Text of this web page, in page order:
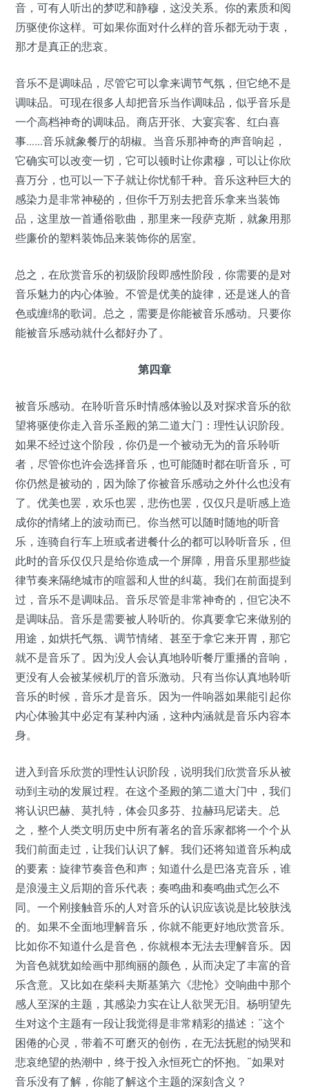
音，可有人听出的梦呓和静穆，这没关系。你的素质和阅
历驱使你这样。可如果你面对什么样的音乐都无动于衷，
那才是真正的悲哀。
音乐不是调味品，尽管它可以拿来调节气氛，但它绝不是
调味品。可现在很多人却把音乐当作调味品，似乎音乐是
一个高档神奇的调味品。商店开张、大宴宾客、红白喜
事……音乐就象餐厅的胡椒。当音乐那神奇的声音响起，
它确实可以改变一切，它可以顿时让你肃穆，可以让你欣
喜万分，也可以一下子就让你忧郁千种。音乐这种巨大的
感染力是非常神秘的，但你千万别去把音乐拿来当装饰
品，这里放一首通俗歌曲，那里来一段萨克斯，就象用那
些廉价的塑料装饰品来装饰你的居室。
总之，在欣赏音乐的初级阶段即感性阶段，你需要的是对
音乐魅力的内心体验。不管是优美的旋律，还是迷人的音
色或缠绵的歌词。总之，需要是你能被音乐感动。只要你
能被音乐感动就什么都好办了。
第四章
被音乐感动。在聆听音乐时情感体验以及对探求音乐的欲
望将驱使你走入音乐圣殿的第二道大门：理性认识阶段。
如果不经过这个阶段，你仍是一个被动无为的音乐聆听
者，尽管你也许会选择音乐，也可能随时都在听音乐，可
你仍然是被动的，因为除了你被音乐感动之外什么也没有
了。优美也罢，欢乐也罢，悲伤也罢，仅仅只是听感上造
成你的情绪上的波动而已。你当然可以随时随地的听音
乐，连骑自行车上班或者进餐什么的都可以聆听音乐，但
此时的音乐仅仅只是给你造成一个屏障，用音乐里那些旋
律节奏来隔绝城市的喧嚣和人世的纠葛。我们在前面提到
过，音乐不是调味品。音乐尽管是非常神奇的，但它决不
是调味品。音乐是需要被人聆听的。你真要拿它来做别的
用途，如烘托气氛、调节情绪、甚至于拿它来开胃，那它
就不是音乐了。因为没人会认真地聆听餐厅重播的音响，
更没有人会被某候机厅的音乐激动。只有当你认真地聆听
音乐的时候，音乐才是音乐。因为一件响器如果能引起你
内心体验其中必定有某种内涵，这种内涵就是音乐内容本
身。
进入到音乐欣赏的理性认识阶段，说明我们欣赏音乐从被
动到主动的发展过程。在这个圣殿的第二道大门中，我们
将认识巴赫、莫扎特，体会贝多芬、拉赫玛尼诺夫。总
之，整个人类文明历史中所有著名的音乐家都将一个个从
我们前面走过，让我们认识了解。我们还将知道音乐构成
的要素：旋律节奏音色和声；知道什么是巴洛克音乐，谁
是浪漫主义后期的音乐代表；奏鸣曲和奏鸣曲式怎么不
同。一个刚接触音乐的人对音乐的认识应该说是比较肤浅
的。如果不全面地理解音乐，你就不能更好地欣赏音乐。
比如你不知道什么是音色，你就根本无法去理解音乐。因
为音色就犹如绘画中那绚丽的颜色，从而决定了丰富的音
乐含意。又比如在柴科夫斯基第六《悲怆》交响曲中那个
感人至深的主题，其感染力实在让人欲哭无泪。杨明望先
生对这个主题有一段让我觉得是非常精彩的描述：“这个
困倦的心灵，带着不可磨灭的创伤，在无法抚慰的恸哭和
悲哀绝望的热潮中，终于投入永恒死亡的怀抱。”如果对
音乐没有了解，你能了解这个主题的深刻含义？